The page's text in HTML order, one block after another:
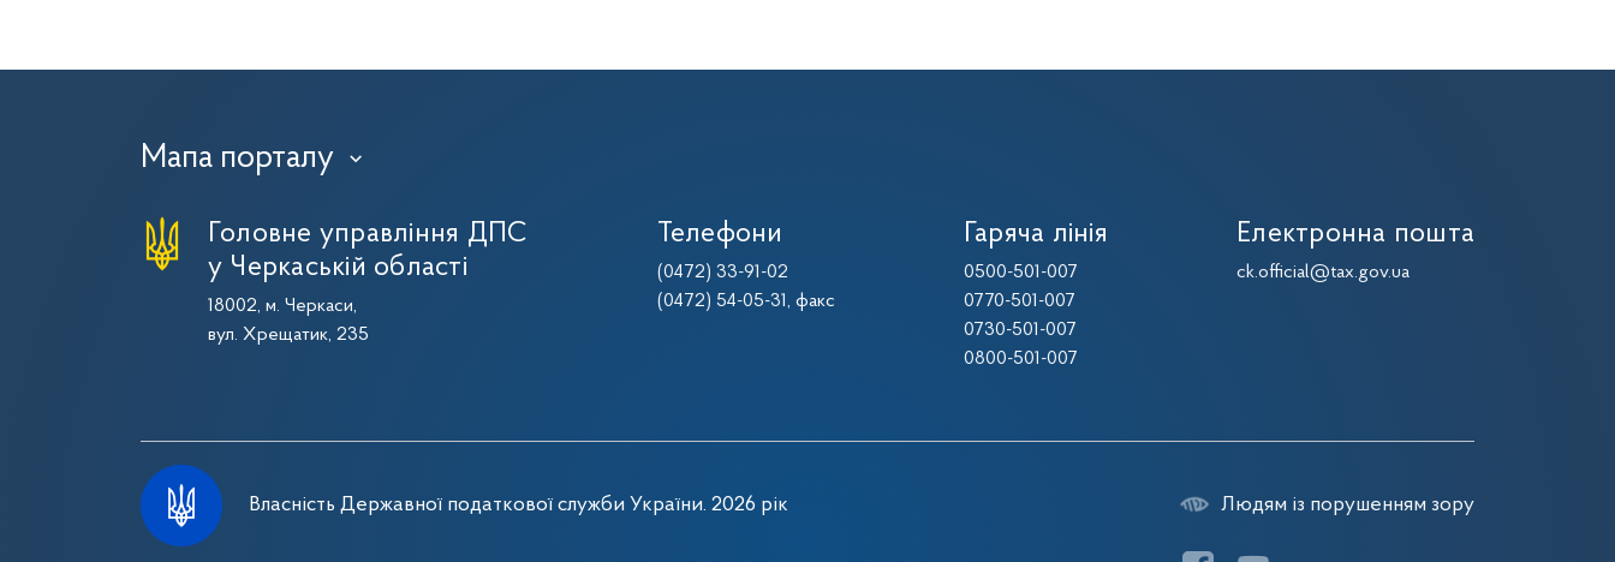
Мапа порталу ›
Головне управління ДПС
у Черкаській області
18002, м. Черкаси,
вул. Хрещатик, 235
Телефони
(0472) 33-91-02
(0472) 54-05-31 , факс
Гаряча лінія
0500-501-007
0770-501-007
0730-501-007
0800-501-007
Електронна пошта
ck.official@tax.gov.ua
Власність Державної податкової служби України. 2026 рік Людям із порушенням зору